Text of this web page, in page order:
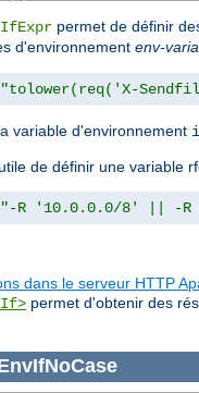
permet de définir
d'environnement env-
"tolower(req('X-
variable d'environnement
de définir une variable
"-R '10.0.0.0/8' || -R
dans le serveur HTTP
permet d'obtenir des